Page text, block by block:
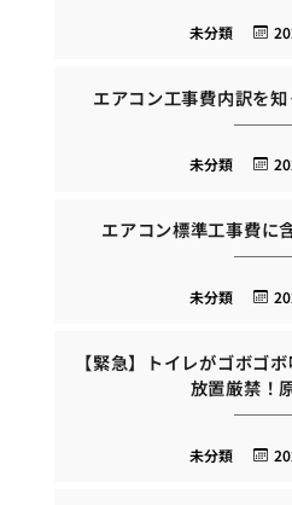
未分類
エアコン工事費内訳を
未分類
エアコン標準工事費に
未分類
【緊急】トイレがゴボゴ
放置厳禁！
未分類